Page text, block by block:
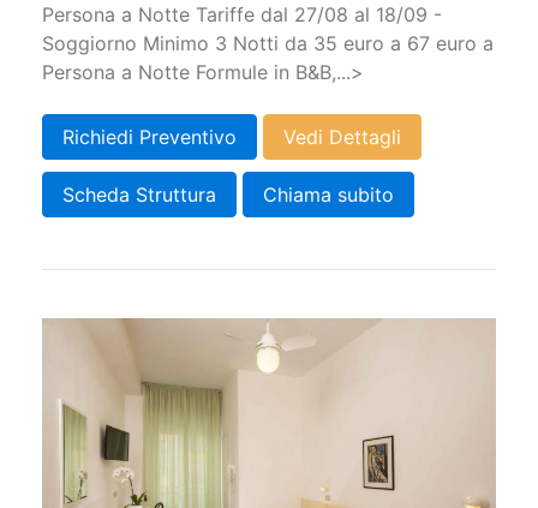
Persona a Notte Tariffe dal 27/08 al 18/09 -
Soggiorno Minimo 3 Notti da 35 euro a 67 euro a
Persona a Notte Formule in B&B,...>
Richiedi Preventivo Vedi Dettagli
Scheda Struttura Chiama subito